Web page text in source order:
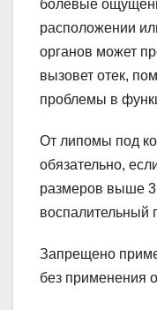
болевые
расположении
органов может
вызовет отек,
проблемы в
От липомы под
обязательно,
размеров выше 3
воспалительный
Запрещено
без применения